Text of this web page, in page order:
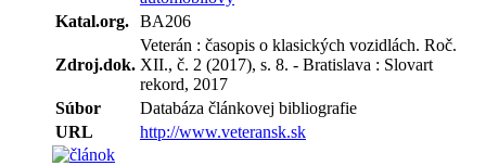
Katal.org. BA206
Zdroj.dok.
Veterán : časopis o klasických vozidlách. Roč.
XII., č. 2 (2017), s. 8. - Bratislava : Slovart
rekord, 2017
Súbor
Databáza článkovej bibliografie
URL
http://www.veteransk.sk